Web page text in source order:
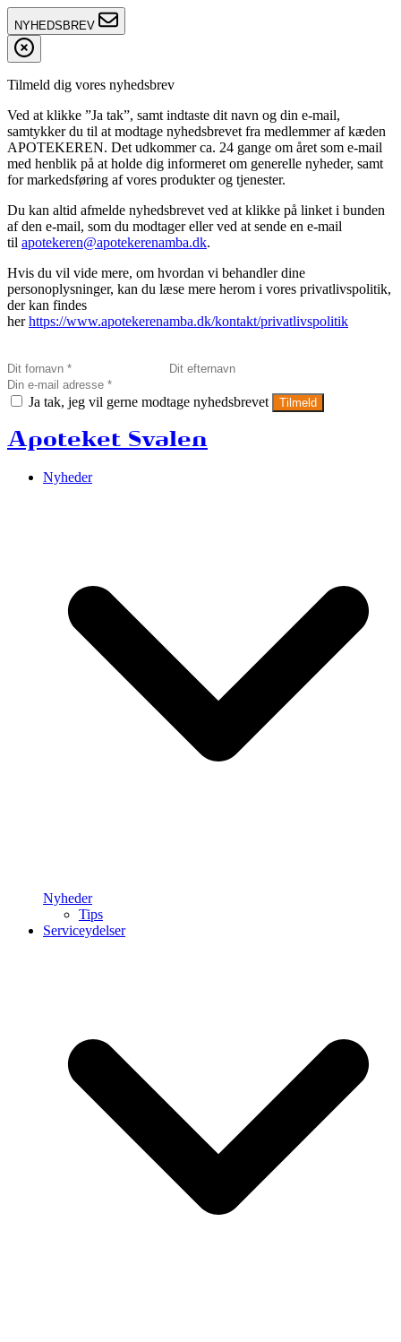
NYHEDSBREV
Tilmeld dig vores nyhedsbrev
Ved at klikke ”Ja tak”, samt indtaste dit navn og din e-mail,
samtykker du til at modtage nyhedsbrevet fra medlemmer af kæden
APOTEKEREN. Det udkommer ca. 24 gange om året som e-mail
med henblik på at holde dig informeret om generelle nyheder, samt
for markedsføring af vores produkter og tjenester.
Du kan altid afmelde nyhedsbrevet ved at klikke på linket i bunden
af den e-mail, som du modtager eller ved at sende en e-mail
til apotekeren@apotekerenamba.dk.
Hvis du vil vide mere, om hvordan vi behandler dine
personoplysninger, kan du læse mere herom i vores privatlivspolitik,
der kan findes
herhttps://www.apotekerenamba.dk/kontakt/privatlivspolitik
Ja tak, jeg vil gerne modtage nyhedsbrevet Tilmeld
Apoteket Svalen
Nyheder
Nyheder
Tips
Serviceydelser